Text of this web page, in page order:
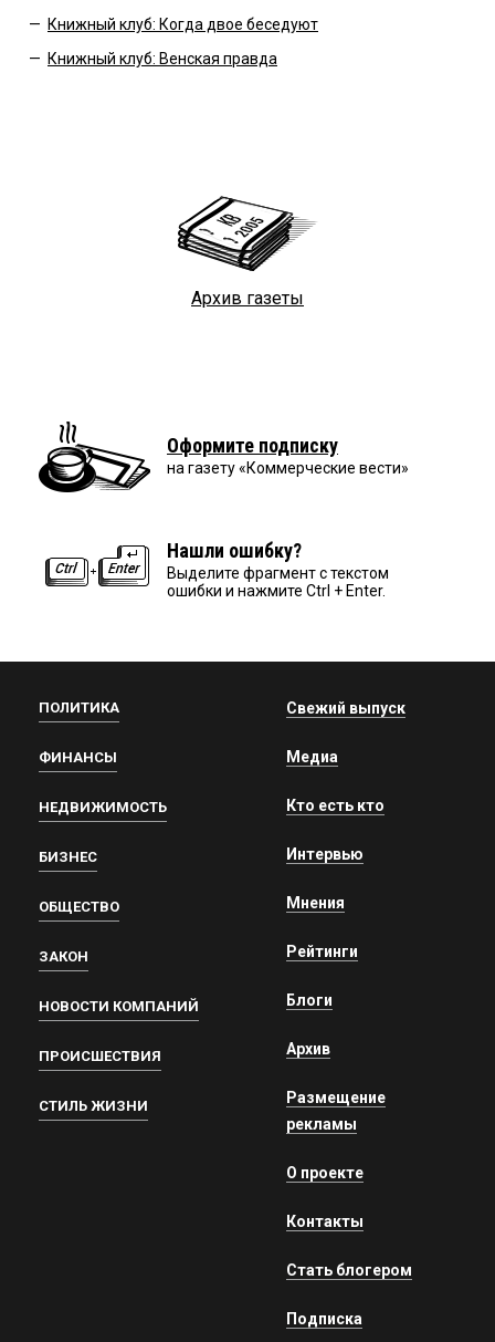
— Книжный клуб: Когда двое беседуют
— Книжный клуб: Венская правда
Архив газеты
Оформите подписку
на газету «Коммерческие вести»
Нашли ошибку?
Выделите фрагмент с текстом
ошибки и нажмите Ctrl + Enter.
ПОЛИТИКА
ФИНАНСЫ
НЕДВИЖИМОСТЬ
БИЗНЕС
ОБЩЕСТВО
ЗАКОН
НОВОСТИ КОМПАНИЙ
ПРОИСШЕСТВИЯ
СТИЛЬ ЖИЗНИ
Свежий выпуск
Медиа
Кто есть кто
Интервью
Мнения
Рейтинги
Блоги
Архив
Размещение
рекламы
О проекте
Контакты
Стать блогером
Подписка